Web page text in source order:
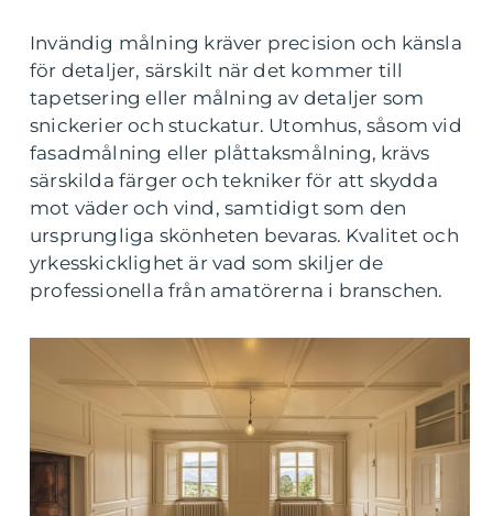
Invändig målning kräver precision och känsla
för detaljer, särskilt när det kommer till
tapetsering eller målning av detaljer som
snickerier och stuckatur. Utomhus, såsom vid
fasadmålning eller plåttaksmålning, krävs
särskilda färger och tekniker för att skydda
mot väder och vind, samtidigt som den
ursprungliga skönheten bevaras. Kvalitet och
yrkesskicklighet är vad som skiljer de
professionella från amatörerna i branschen.